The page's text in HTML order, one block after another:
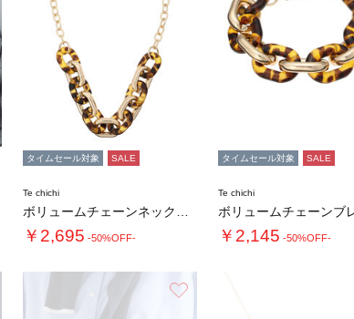
タイムセール対象 SALE
Te chichi
￥2,695 -50%OFF-
タイムセール対象 SALE
Te chichi
￥2,145 -50%OFF-
お気に入り